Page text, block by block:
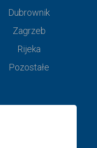
Dubrownik
Zagrzeb
Rijeka
Pozostałe